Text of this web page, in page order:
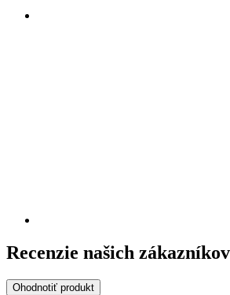
Recenzie našich zákazníkov
Ohodnotiť produkt